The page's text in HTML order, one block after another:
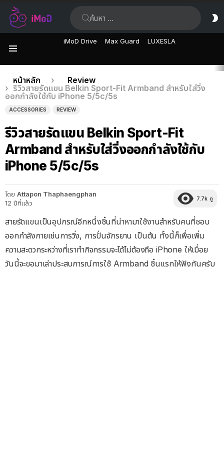
iMoD Drive Max Guard LUXESLA
เรื่อง
ล่าสุด
คุณอยู่ที่นี่:
หน้าหลัก
Review
รีวิวสายรัดแขน Belkin Sport-Fit Armband สำหรับใส่วิ่ง
ออกกำลังใช้กับ iPhone 5/5c/5s
ACCESSORIES REVIEW
รีวิวสายรัดแขน Belkin Sport-Fit
Armband สำหรับใส่วิ่งออกกำลังใช้กับ
iPhone 5/5c/5s
โดย Attapon Thaphaengphan
12 ปีที่แล้ว
7.7k ดู
สายรัดแขนเป็นอุปกรณ์อีกหนึ่งชิ้นที่น่าหามาใช้งานสำหรับคนที่ชอบ
ออกกำลังกายเช่นการวิ่ง, การปั่นจักรยาน เป็นต้น ทั้งนี้ก็เพื่อเพิ่ม
ความสะดวกระหว่างที่เราทำกิจกรรมจะได้ไม่ต้องถือ iPhone ให้เมื่อย
วันนี้จะขอมาเล่าประสบการณ์การใช้ Armband ชิ้นแรกให้ฟังกันครับ